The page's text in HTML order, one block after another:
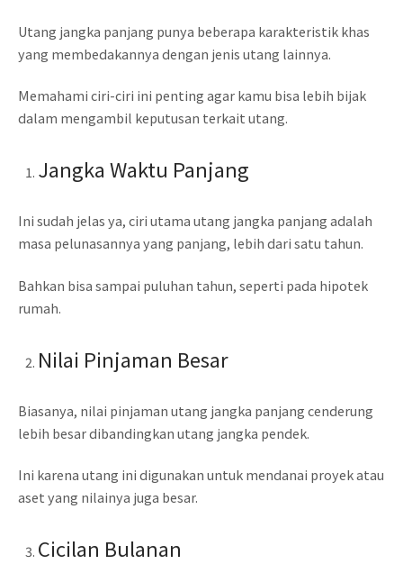
Utang jangka panjang punya beberapa karakteristik khas
yang membedakannya dengan jenis utang lainnya.
Memahami ciri-ciri ini penting agar kamu bisa lebih bijak
dalam mengambil keputusan terkait utang.
Jangka Waktu Panjang
Ini sudah jelas ya, ciri utama utang jangka panjang adalah
masa pelunasannya yang panjang, lebih dari satu tahun.
Bahkan bisa sampai puluhan tahun, seperti pada hipotek
rumah.
Nilai Pinjaman Besar
Biasanya, nilai pinjaman utang jangka panjang cenderung
lebih besar dibandingkan utang jangka pendek.
Ini karena utang ini digunakan untuk mendanai proyek atau
aset yang nilainya juga besar.
Cicilan Bulanan